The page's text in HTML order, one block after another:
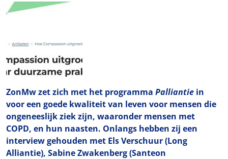
ZonMw zet zich met het programma Palliantie in
voor een goede kwaliteit van leven voor mensen die
ongeneeslijk ziek zijn, waaronder mensen met
COPD, en hun naasten. Onlangs hebben zij een
interview gehouden met Els Verschuur (Long
Alliantie), Sabine Zwakenberg (Santeon